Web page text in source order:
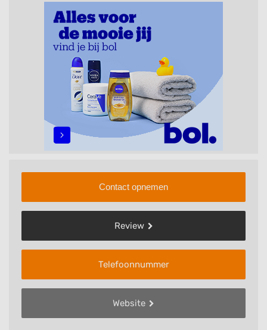
Contact opnemen
Review
Telefoonnummer
Website